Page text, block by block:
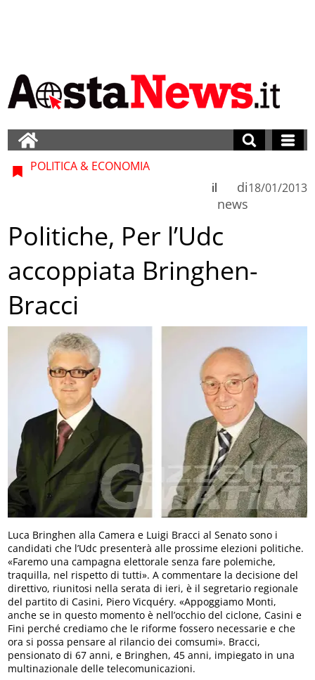
POLITICA & ECONOMIA
di
news
il 18/01/2013
Politiche, Per l’Udc
accoppiata Bringhen-
Bracci
Luca Bringhen alla Camera e Luigi Bracci al Senato sono i
candidati che l’Udc presenterà alle prossime elezioni politiche.
«Faremo una campagna elettorale senza fare polemiche,
traquilla, nel rispetto di tutti». A commentare la decisione del
direttivo, riunitosi nella serata di ieri, è il segretario regionale
del partito di Casini, Piero Vicquéry. «Appoggiamo Monti,
anche se in questo momento è nell’occhio del ciclone, Casini e
Fini perché crediamo che le riforme fossero necessarie e che
ora si possa pensare al rilancio dei comsumi». Bracci,
pensionato di 67 anni, e Bringhen, 45 anni, impiegato in una
multinazionale delle telecomunicazioni.